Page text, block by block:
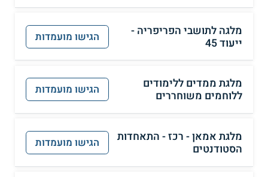
מלגה לתושבי הפריפריה -
ייעוד 45
הגישו מועמדות
מלגת ממדים ללימודים
ללוחמים משוחררים
הגישו מועמדות
מלגת אמאן - רכז - התאחדות
הסטודנטים
הגישו מועמדות